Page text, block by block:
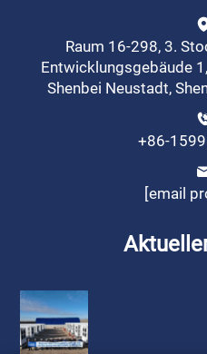
Raum 16-298, 3.
Entwicklungsgebäude
Shenbei Neustadt,
+86-
[email